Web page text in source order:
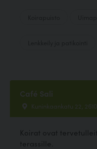
Café Sali
Kuninkaankatu 22,
Koirat ovat
terassille.